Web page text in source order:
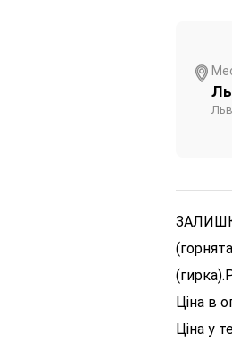
(гирка).
Ціна в
Ціна у